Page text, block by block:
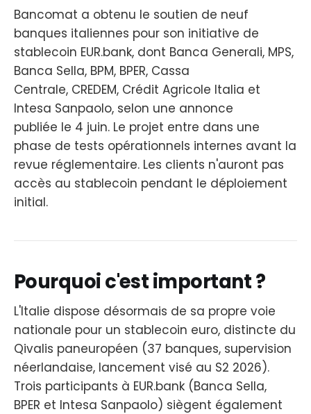
Bancomat a obtenu le soutien de neuf
banques italiennes pour son initiative de
stablecoin EUR.bank, dont Banca Generali, MPS,
Banca Sella, BPM, BPER, Cassa
Centrale, CREDEM, Crédit Agricole Italia et
Intesa Sanpaolo, selon une annonce
publiée le 4 juin. Le projet entre dans une
phase de tests opérationnels internes avant la
revue réglementaire. Les clients n'auront pas
accès au stablecoin pendant le déploiement
initial.
Pourquoi c'est important ?
L'Italie dispose désormais de sa propre voie
nationale pour un stablecoin euro, distincte du
Qivalis paneuropéen (37 banques, supervision
néerlandaise, lancement visé au S2 2026).
Trois participants à EUR.bank (Banca Sella,
BPER et Intesa Sanpaolo) siègent également